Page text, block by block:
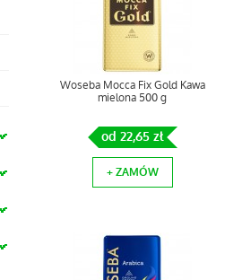
Woseba Mocca Fix Gold Kawa
mielona 500 g
od 22,65 zł
+ ZAMÓW